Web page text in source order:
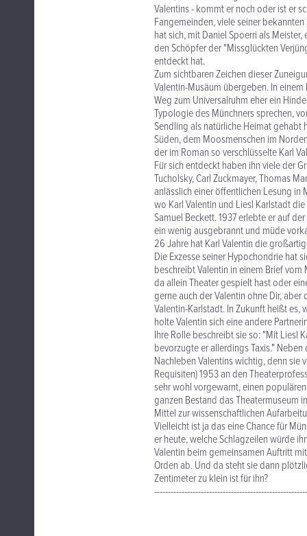
Valentins - kommt er noch oder ist er
Fangemeinden, viele seiner
hat sich, mit Daniel Spoerri als
den Schöpfer der "Missglückten
entdeckt hat.
Zum sichtbaren Zeichen dieser
Valentin-Musäum übergeben. In
Weg zum Universalruhm eher ein
Typologie des Münchners sprechen,
Sendling als natürliche Heimat gehabt
Süden, dem Moosmenschen im
der im Roman so verschlüsselte Karl
Für sich entdeckt haben ihn viele der
Tucholsky, Carl Zuckmayer, Thomas
anlässlich einer öffentlichen Lesung in
wo Karl Valentin und Liesl Karlstadt
Samuel Beckett. 1937 erlebte er auf
ein wenig ausgebrannt und müde
26 Jahre hat Karl Valentin die
Die Exzesse seiner Hypochondrie hat
beschreibt Valentin in einem Brief vom
da allein Theater gespielt hast oder
gerne auch der Valentin ohne Dir,
Valentin-Karlstadt. In Zukunft heißt es,
holte Valentin sich eine andere
Ihre Rolle beschreibt sie so: "Mit Liesl
bevorzugte er allerdings Taxis."
Nachleben Valentins wichtig, denn sie
Requisiten) 1953 an den
sehr wohl vorgewarnt, einen
ganzen Bestand das Theatermuseum
Mittel zur wissenschaftlichen
Vielleicht ist ja das eine Chance für
er heute, welche Schlagzeilen würde
Valentin beim gemeinsamen Auftritt
Orden ab. Und da steht sie dann
Zentimeter zu klein ist für ihn?